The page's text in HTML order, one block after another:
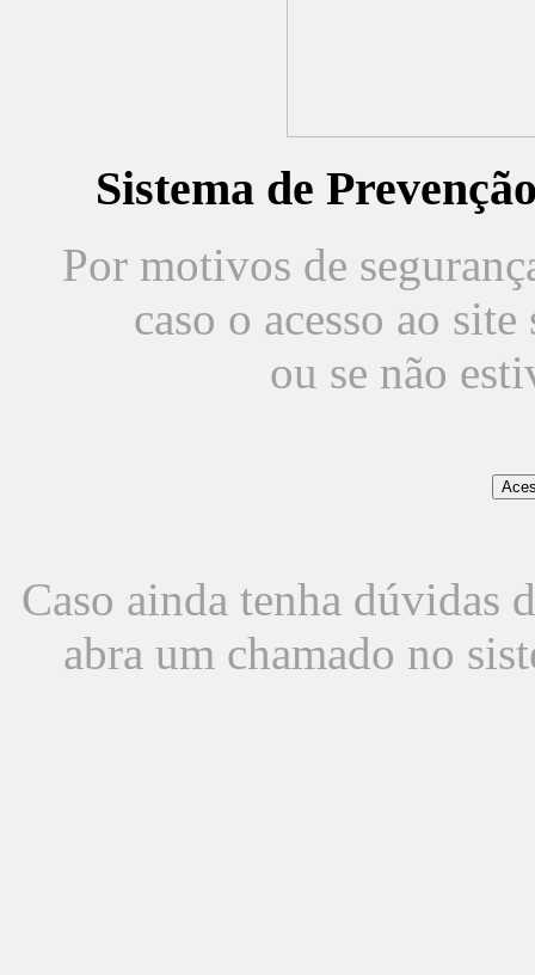
Sistema de
Por motivos de
caso o acesso ao
ou se não
Caso ainda tenha dúvidas
abra um chamado no